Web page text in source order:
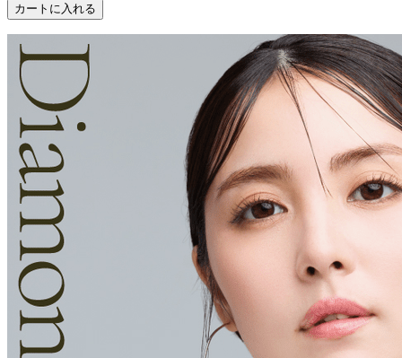
カートに入れる